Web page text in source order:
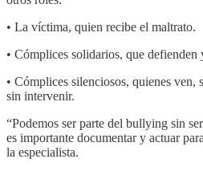
• La víctima, quien recibe el maltrato.
• Cómplices solidarios, que defienden
• Cómplices silenciosos, quienes ven,
sin intervenir.
“Podemos ser parte del bullying sin
es importante documentar y actuar
la especialista.